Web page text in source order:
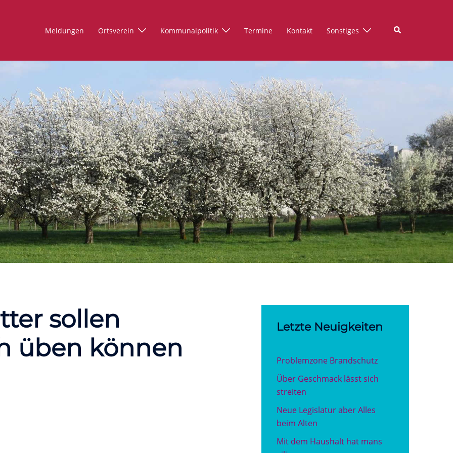
Meldungen Ortsverein Kommunalpolitik Termine Kontakt Sonstiges Suche
sollen
üben können
Letzte Neuigkeiten
Problemzone Brandschutz
Über Geschmack lässt sich
streiten
Neue Legislatur aber Alles
beim Alten
Mit dem Haushalt hat mans